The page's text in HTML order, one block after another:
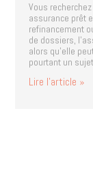
Vous
assurance prêt
refinancement
de dossiers,
alors qu’elle
pourtant un
Lire l’article »